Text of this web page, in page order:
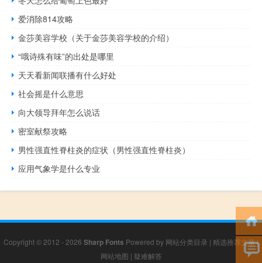
爱消除814攻略
金莎美容学校（关于金莎美容学校的介绍）
“哦诗殊有味”的出处是哪里
天天看新闻联播有什么好处
社会摇是什么意思
向大领导拜年怎么说话
密室献祭攻略
男性强直性脊柱炎的症状（男性强直性脊柱炎）
应用气象学是什么专业
Copyright © 2012 - 2026 Sharp Fonts Powered by 网站分类目录 | 精选推荐文章|
网站地图 | 疑难解答